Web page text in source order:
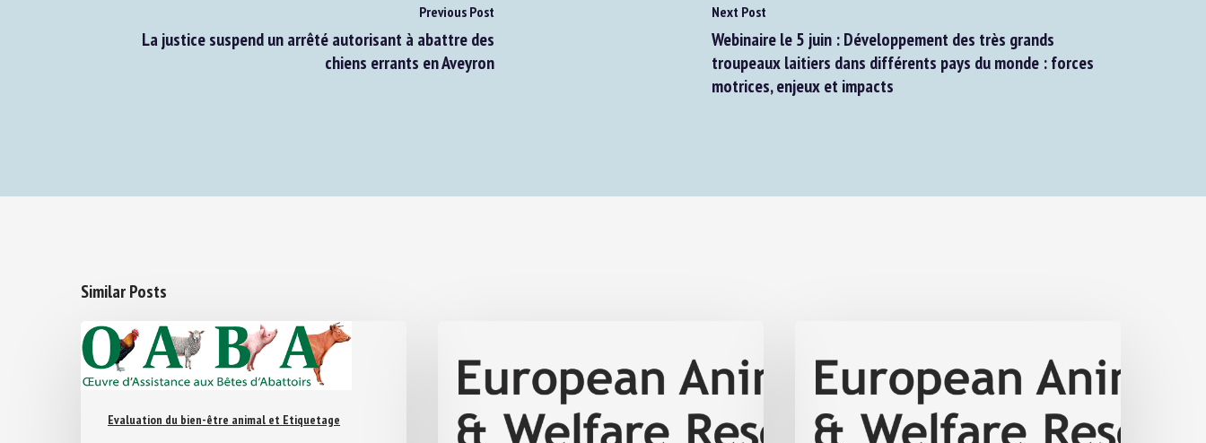
Previous Post
La justice suspend un arrêté autorisant à abattre des
chiens errants en Aveyron
Next Post
Webinaire le 5 juin : Développement des très grands
troupeaux laitiers dans différents pays du monde : forces
motrices, enjeux et impacts
Similar Posts
Evaluation du bien-être animal et Etiquetage